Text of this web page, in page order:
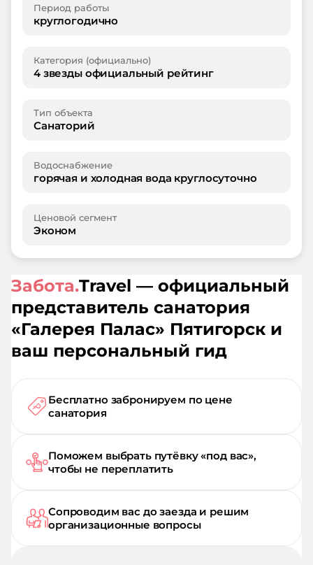
Период работы
круглогодично
Категория (официально)
4 звезды официальный рейтинг
Тип объекта
Санаторий
Водоснабжение
горячая и холодная вода круглосуточно
Ценовой сегмент
Эконом
Забота.Travel — официальный
представитель санатория
«Галерея Палас» Пятигорск и
ваш персональный гид
Бесплатно забронируем по цене
санатория
Поможем выбрать путёвку «под вас»,
чтобы не переплатить
Сопроводим вас до заезда и решим
организационные вопросы